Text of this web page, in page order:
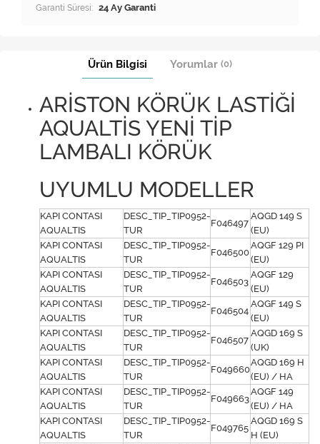
Garanti Süresi: 24 Ay Garanti
Ürün Bilgisi Yorumlar (0)
ARİSTON KÖRÜK LASTİĞİ
AQUALTİS YENİ TİP
LAMBALI KÖRÜK
UYUMLU MODELLER
KAPI CONTASI
AQUALTIS
DESC_TIP_TIP0952-
TUR
F046497
AQGD 149 S
(EU)
KAPI CONTASI
AQUALTIS
DESC_TIP_TIP0952-
TUR
F046500
AQGF 129 PI
(EU)
KAPI CONTASI
AQUALTIS
DESC_TIP_TIP0952-
TUR
F046503
AQGF 129
(EU)
KAPI CONTASI
AQUALTIS
DESC_TIP_TIP0952-
TUR
F046504
AQGF 149 S
(EU)
KAPI CONTASI
AQUALTIS
DESC_TIP_TIP0952-
TUR
F046507
AQGD 169 S
(UK)
KAPI CONTASI
AQUALTIS
DESC_TIP_TIP0952-
TUR
F049660
AQGD 169 H
(EU) / HA
KAPI CONTASI
AQUALTIS
DESC_TIP_TIP0952-
TUR
F049663
AQGF 149
(EU) / HA
KAPI CONTASI
AQUALTIS
DESC_TIP_TIP0952-
TUR
F049765
AQGD 169 S
H (EU)